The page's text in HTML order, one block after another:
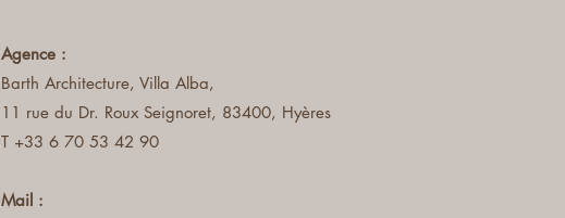
Agence :
Barth Architecture, Villa Alba,
11 rue du Dr. Roux Seignoret, 83400, Hyères
T +33 6 70 53 42 90
Mail :